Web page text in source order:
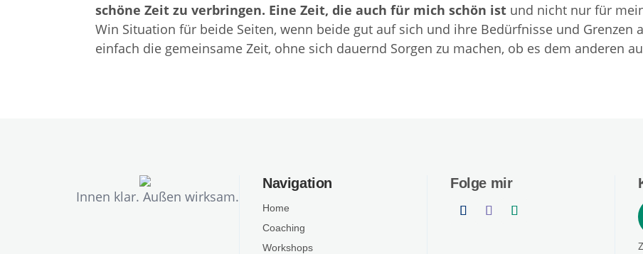
schöne Zeit zu verbringen. Eine Zeit, die auch für mich schön ist und nicht nur für
Win Situation für beide Seiten, wenn beide gut auf sich und ihre Bedürfnisse und Grenzen
einfach die gemeinsame Zeit, ohne sich dauernd Sorgen zu machen, ob es dem anderen
Innen klar. Außen wirksam.
Navigation
Home
Coaching
Workshops
Folge mir